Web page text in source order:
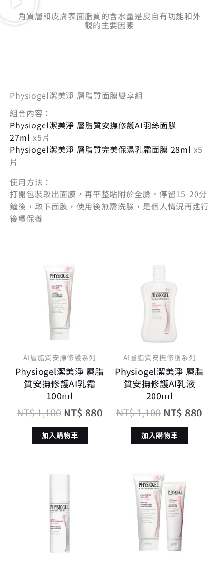
角質層和皮膚表面脂質的含水量是皮自有功能和外
觀的主要因素
Physiogel潔美淨 層脂質面膜雙享組
組合內容：
Physiogel潔美淨 層脂質安撫修護AI羽絲面膜
27ml x5片
Physiogel潔美淨 層脂質完美保濕乳霜面膜 28ml x5
片
使用方法：
打開包裝取出面膜，再平整貼附於全臉。停留15-20分
鐘後，取下面膜，使用後無需洗臉，是個人情況再進行
後續保養
AI層脂質安撫修護系列
Physiogel潔美淨 層脂
質安撫修護AI乳霜
100ml
NT$1,100
原
始
價
格：
NT$ 1,100。
NT$ 880
加入購物車
AI層脂質安撫修護系列
Physiogel潔美淨 層脂
質安撫修護AI乳液
200ml
NT$1,100
原
價
格：
NT$ 1,100
NT$ 880
加入購物車
原
格：
NT$ 1,100。NT$ 880。
始
價
格：
NT$
前
價
格：
NT$